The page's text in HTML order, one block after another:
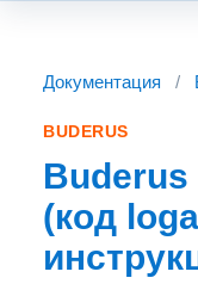
Документация /
BUDERUS
Buderus
(код